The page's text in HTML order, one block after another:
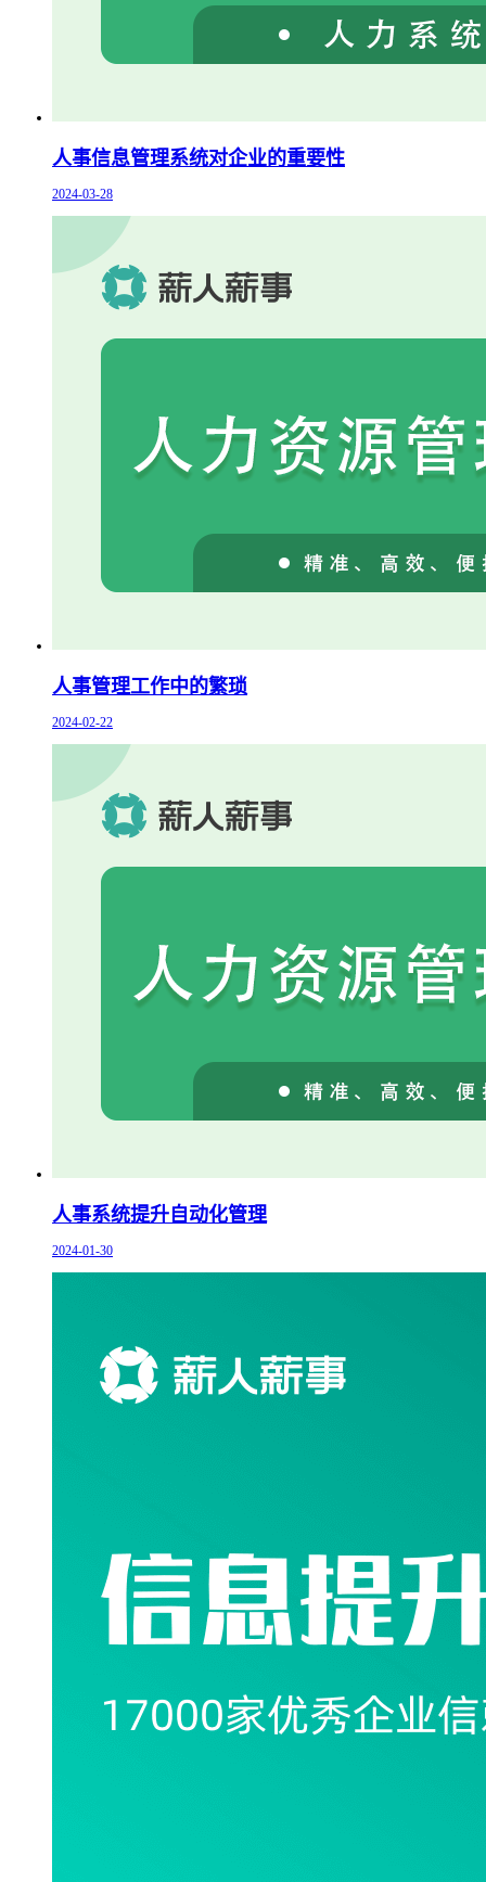
人事信息管理系统对企业的重要性
2024-03-28
人事管理工作中的繁琐
2024-02-22
人事系统提升自动化管理
2024-01-30